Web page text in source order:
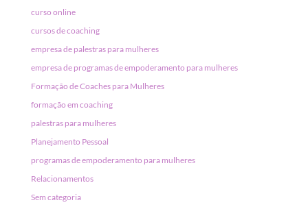
curso online
cursos de coaching
empresa de palestras para mulheres
empresa de programas de empoderamento para mulheres
Formação de Coaches para Mulheres
formação em coaching
palestras para mulheres
Planejamento Pessoal
programas de empoderamento para mulheres
Relacionamentos
Sem categoria